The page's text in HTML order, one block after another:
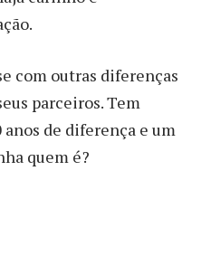
com outras diferenças
parceiros. Tem
de diferença e um
quem é?